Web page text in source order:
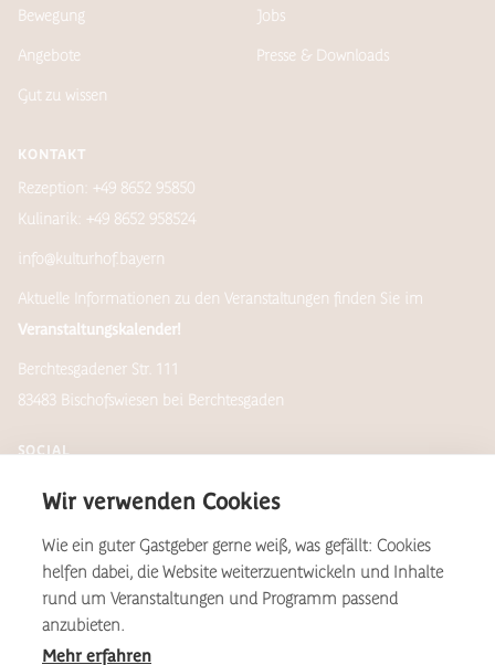
Wir verwenden Cookies
Wie ein guter Gastgeber gerne weiß, was gefällt: Cookies
helfen dabei, die Website weiterzuentwickeln und Inhalte
rund um Veranstaltungen und Programm passend
anzubieten.
Mehr erfahren
Bewegung
Angebote
Gut zu wissen
Jobs
Presse & Downloads
KONTAKT
Rezeption: +49 8652 95850
Kulinarik: +49 8652 958524
info@kulturhof.bayern
Aktuelle Informationen zu den Veranstaltungen finden Sie im
Veranstaltungskalender!
Berchtesgadener Str. 111
83483 Bischofswiesen bei Berchtesgaden
SOCIAL
Newsletter